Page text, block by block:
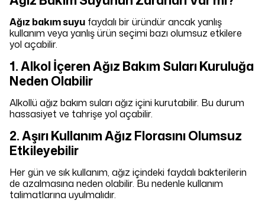
Ağız bakım suyu faydalı bir üründür ancak yanlış
kullanım veya yanlış ürün seçimi bazı olumsuz etkilere
yol açabilir.
1. Alkol İçeren Ağız Bakım Suları Kuruluğa
Neden Olabilir
Alkollü ağız bakım suları ağız içini kurutabilir. Bu durum
hassasiyet ve tahrişe yol açabilir.
2. Aşırı Kullanım Ağız Florasını Olumsuz
Etkileyebilir
Her gün ve sık kullanım, ağız içindeki faydalı bakterilerin
de azalmasına neden olabilir. Bu nedenle kullanım
talimatlarına uyulmalıdır.